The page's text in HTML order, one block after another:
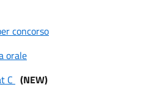
concorso
orale
C (NEW)